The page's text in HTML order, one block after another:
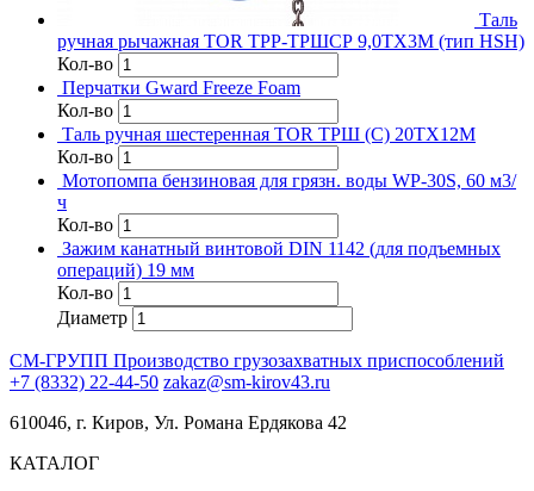
Таль
ручная рычажная TOR ТРР-ТРШСР 9,0ТХ3М (тип HSH)
Кол-во
Перчатки Gward Freeze Foam
Кол-во
Таль ручная шестеренная TOR ТРШ (C) 20ТХ12М
Кол-во
Мотопомпа бензиновая для грязн. воды WP-30S, 60 м3/
ч
Кол-во
Зажим канатный винтовой DIN 1142 (для подъемных
операций) 19 мм
Кол-во
Диаметр
СМ-ГРУПП Производство грузозахватных приспособлений
+7 (8332) 22-44-50 zakaz@sm-kirov43.ru
610046, г. Киров, Ул. Романа Ердякова 42
КАТАЛОГ